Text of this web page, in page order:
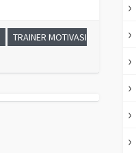
TRAINER MOTIVASI